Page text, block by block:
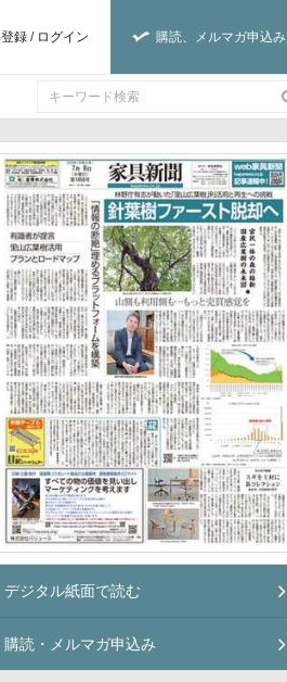
購読、メルマガ申込み
登録 / ログイン
デジタル紙面で読む
購読・メルマガ申込み